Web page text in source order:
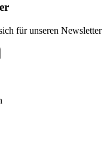
für unseren Newsletter